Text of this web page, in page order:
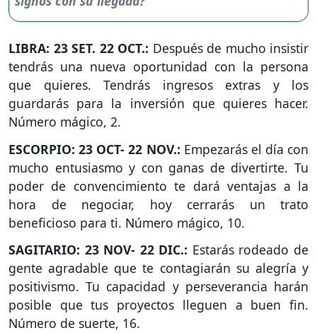
LIBRA: 23 SET. 22 OCT.: Después de mucho insistir
tendrás una nueva oportunidad con la persona
que quieres. Tendrás ingresos extras y los
guardarás para la inversión que quieres hacer.
Número mágico, 2.
ESCORPIO: 23 OCT- 22 NOV.: Empezarás el día con
mucho entusiasmo y con ganas de divertirte. Tu
poder de convencimiento te dará ventajas a la
hora de negociar, hoy cerrarás un trato
beneficioso para ti. Número mágico, 10.
SAGITARIO: 23 NOV- 22 DIC.: Estarás rodeado de
gente agradable que te contagiarán su alegría y
positivismo. Tu capacidad y perseverancia harán
posible que tus proyectos lleguen a buen fin.
Número de suerte, 16.